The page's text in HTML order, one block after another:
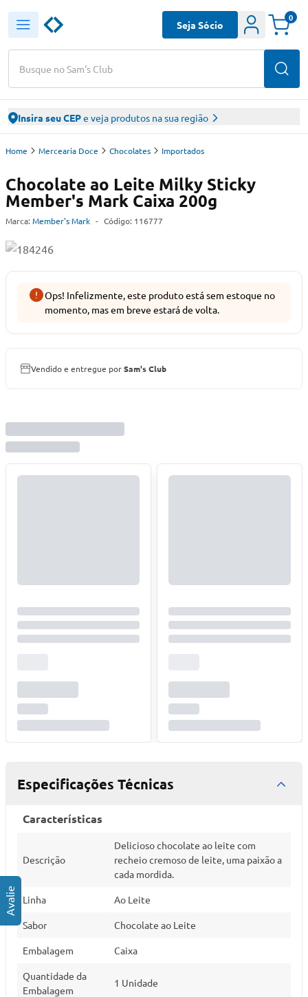
Busque no Sam's Club
Seja Sócio
0
Insira seu CEPe veja produtos na sua região
Home Mercearia Doce Chocolates Importados
Chocolate ao Leite Milky Sticky
Member's Mark Caixa 200g
Marca: Member's Mark - Código: 116777
Ops! Infelizmente, este produto está sem estoque no
momento, mas em breve estará de volta.
Vendido e entregue porSam's Club
Especificações Técnicas
Características
Descrição
Delicioso chocolate ao leite com
recheio cremoso de leite, uma paixão a
cada mordida.
Linha Ao Leite
Sabor Chocolate ao Leite
Embalagem Caixa
Quantidade da
Embalagem
1 Unidade